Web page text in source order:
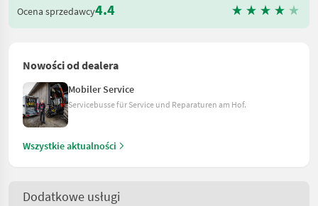
Ocena sprzedawcy4.4
Nowości od dealera
Mobiler Service
Servicebusse für Service und Reparaturen am Hof.
Wszystkie aktualności
Dodatkowe usługi